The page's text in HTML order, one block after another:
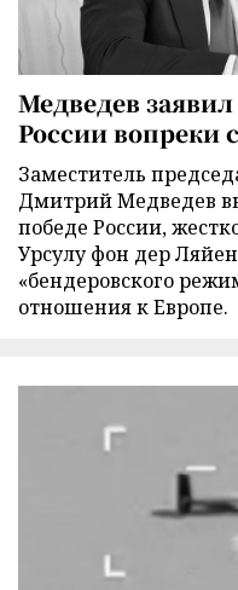
Медведев
России вопреки
Заместитель
Дмитрий Медведев
победе России,
Урсулу фон дер
«бендеровского
отношения к Европе.